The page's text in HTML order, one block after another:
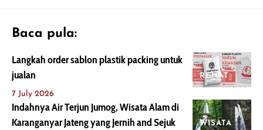
Baca pula:
REHAT
Langkah order sablon plastik packing untuk
jualan
7 July 2026
WISATA
Indahnya Air Terjun Jumog, Wisata Alam di
Karanganyar Jateng yang Jernih and Sejuk